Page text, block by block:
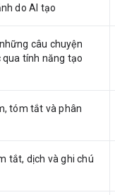
do AI tạo
câu chuyện
tính năng tạo
tóm tắt và phân
tắt, dịch và ghi chú